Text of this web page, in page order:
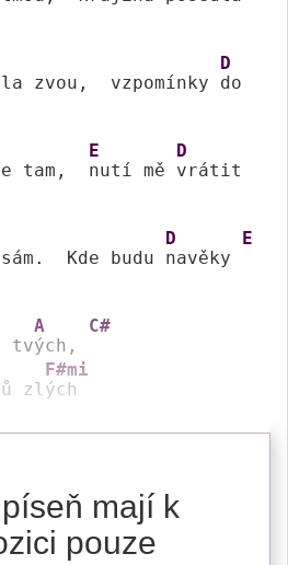
zvou,  vzpomínky
D
do
tam,
E
nutí mě
D
vrátit
Kde budu
D
navěky
E
tv
A
ých,
C#
zl
F#mi
ých
mají k
pouze